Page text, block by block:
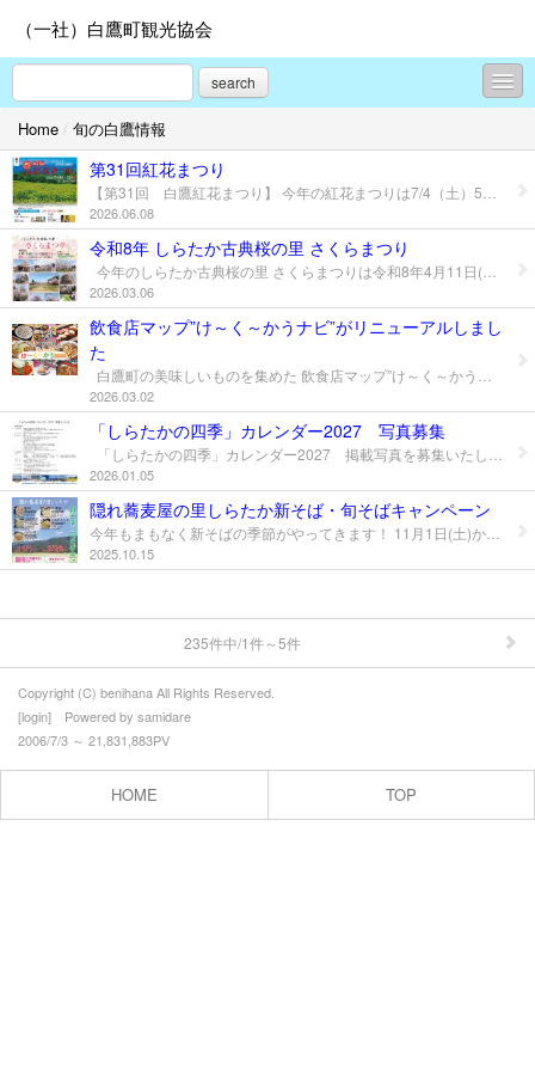
（一社）白鷹町観光協会
search
新着情報
旬の白鷹情報
春サクラ
夏はベニバナ
秋はアユ
冬は隠れ蕎麦屋の里
モデルコース
しらたかを楽しむ - 見る
しらたかを楽しむ - 食べる
しらたかを楽しむ - 泊まる
しらたかを楽しむ - 遊ぶ/体験する
桜開花情報
紅花開花情報
特集 - さくらまつり, 新そばキャンペーン, 紅花まつり, 鮎まつり
Home / 旬の白鷹情報
第31回紅花まつり
2026.06.08
令和8年 しらたか古典桜の里 さくらまつり
2026.03.06
飲食店マップ”け～く～かうナビ”がリニューアルしまし
た
2026.03.02
「しらたかの四季」カレンダー2027 写真募集
2026.01.05
隠れ蕎麦屋の里しらたか新そば・旬そばキャンペーン
2025.10.15
235件中/1件～5件
Copyright (C) benihana All Rights Reserved.
[login] Powered by samidare
2006/7/3 ～ 21,831,883PV
HOME TOP